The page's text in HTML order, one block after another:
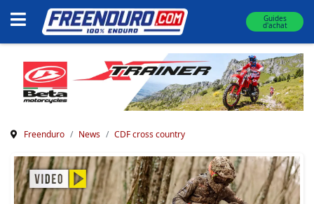
Guides
d'achat
Freenduro News CDF cross country